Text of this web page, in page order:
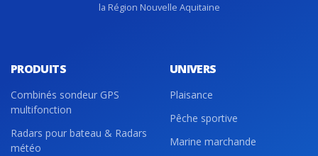
la Région Nouvelle Aquitaine
PRODUITS
Combinés sondeur GPS
multifonction
Radars pour bateau & Radars
météo
UNIVERS
Plaisance
Pêche sportive
Marine marchande